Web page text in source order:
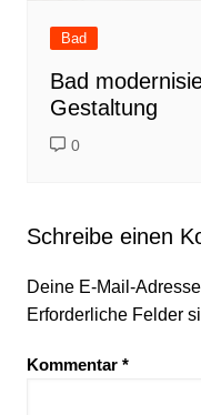
Bad
Bad
Gestaltung
0
Schreibe einen
Deine E-Mail-
Erforderliche Felder
Kommentar *